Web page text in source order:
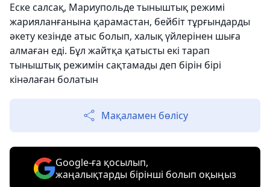
Еске салсақ, Мариупольде тыныштық режимі
жарияланғанына қарамастан, бейбіт тұрғындарды
әкету кезінде атыс болып, халық үйлерінен шыға
алмаған еді. Бұл жайтқа қатысты екі тарап
тыныштық режимін сақтамады деп бірін бірі
кінәлаған болатын
Мақаламен бөлісу
Google-ға қосылып,
жаңалықтарды бірінші болып оқыңыз